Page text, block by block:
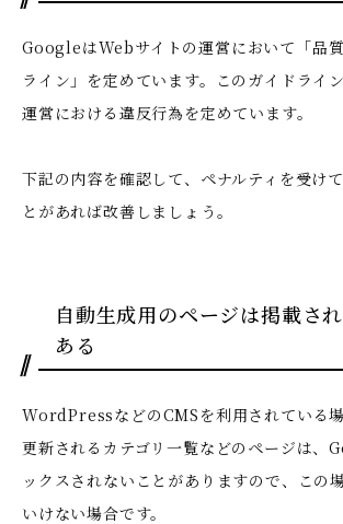
GoogleはWebサイトの運営において「品
ライン 」を定めています。このガイドライ
運営における違反行為を定めています。
下記の内容を確認して、ペナルティを受け
とがあれば改善しましょう。
自動生成用のページは掲載さ
ある
WordPressなどのCMSを利用されている
更新されるカテゴリ一覧などのページは、
ックスされないことがありますので、この
いけない場合です。